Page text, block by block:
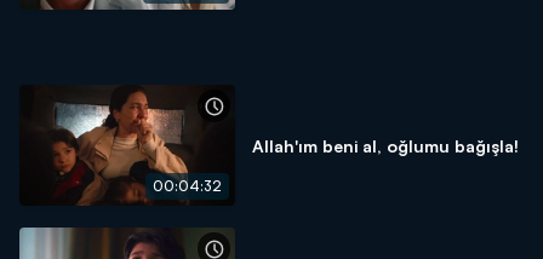
00:04:32
Allah'ım beni al, oğlumu bağışla!